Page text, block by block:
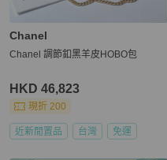
Chanel
Chanel 調節釦黑羊皮HOBO包
HKD 46,823
現折 200
近新閒置品 台灣 免運